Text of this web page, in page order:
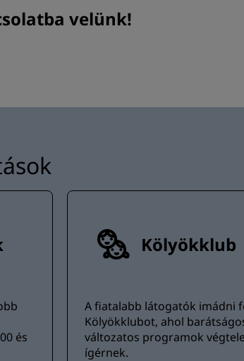
velünk!
és
Kölyökklub
A fiatalabb látogatók imádni
Kölyökklubot, ahol
változatos programok
ígérnek.